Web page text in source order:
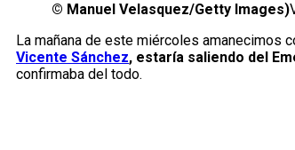
© Manuel Velasquez/Getty Images)
La mañana de este miércoles amanecimos
Vicente Sánchez, estaría saliendo del
confirmaba del todo.